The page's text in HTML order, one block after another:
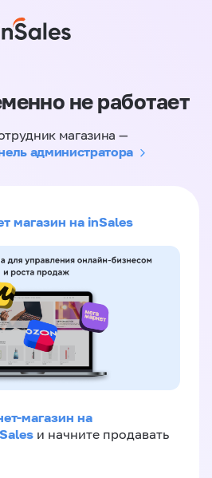
не работает
магазина —
администратора
магазин на inSales
магазин на
и начните продавать